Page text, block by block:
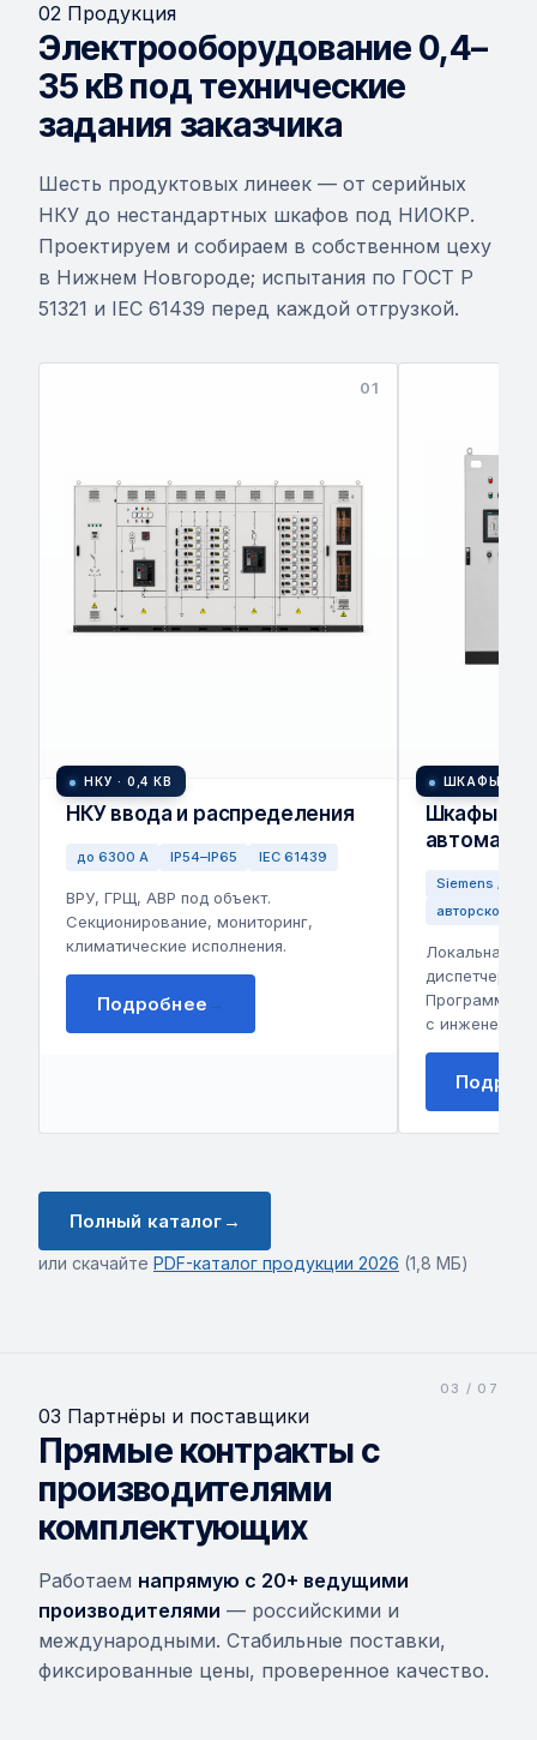
02 Продукция
Электрооборудование 0,4–
35 кВ под технические
задания заказчика
Шесть продуктовых линеек — от серийных
НКУ до нестандартных шкафов под НИОКР.
Проектируем и собираем в собственном цеху
в Нижнем Новгороде; испытания по ГОСТ Р
51321 и IEC 61439 перед каждой отгрузкой.
НКУ · 0,4 КВ
01
НКУ ввода и распределения
до 6300 А IP54–IP65 IEC 61439
ВРУ, ГРЩ, АВР под объект.
Секционирование, мониторинг,
климатические исполнения.
Подробнее →
ШКАФЫ
Шкафы
Siemens /
авторское ПО
Локальная
с
Полный каталог →
или скачайте PDF-каталог продукции 2026 (1,8 МБ)
03 Партнёры и поставщики
Прямые контракты с
производителями
комплектующих
Работаем напрямую с 20+ ведущими
производителями — российскими и
международными. Стабильные поставки,
фиксированные цены, проверенное качество.